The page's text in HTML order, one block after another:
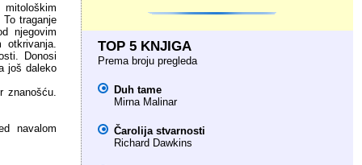
traganje
njegovim
Donosi
još daleko
navalom
TOP 5 KNJIGA
Prema broju pregleda
Duh tame
Mirna Malinar
Čarolija stvarnosti
Richard Dawkins